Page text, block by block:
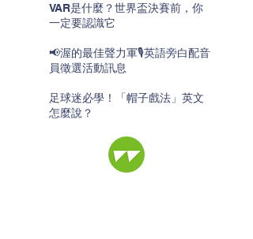
VAR是什麼？世界盃決賽前，你
一定要認識它
📢渥的最佳聲力軍🎙️英語旁白配音
員徵選活動訊息
足球迷必學！「帽子戲法」英文
怎麼說？